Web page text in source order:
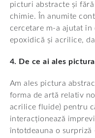
picturi abstracte și
chimie. În anumite
cercetare m-a ajutat în
epoxidică și acrilice,
4. De ce ai ales
Am ales pictura
forma de artă relativ
acrilice fluide) pentru
interacționează
întotdeauna o surpriză